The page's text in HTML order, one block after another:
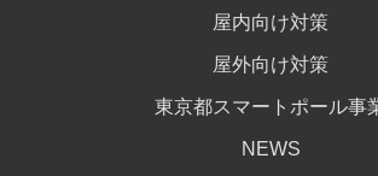
屋内向け対策
屋外向け対策
東京都スマートポール事
NEWS